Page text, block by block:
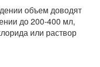
объем доводят
до 200-400 мл,
или раствор